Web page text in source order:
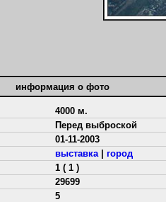
информация о фото
4000 м.
Перед выброской
01-11-2003
выставка| город
1 ( 1 )
29699
5